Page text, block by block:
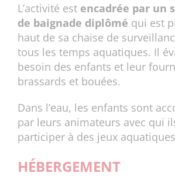
L’activité est encadrée par un
de baignade diplômé qui est
haut de sa chaise de
tous les temps aquatiques. Il
besoin des enfants et leur
brassards et bouées.
Dans l’eau, les enfants sont
par leurs animateurs avec qui
participer à des jeux
HÉBERGEMENT